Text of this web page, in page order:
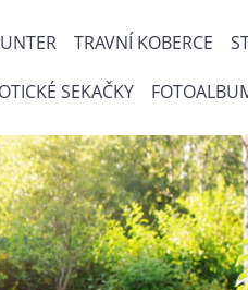
TRAVNÍ KOBERCE
SEKAČKY